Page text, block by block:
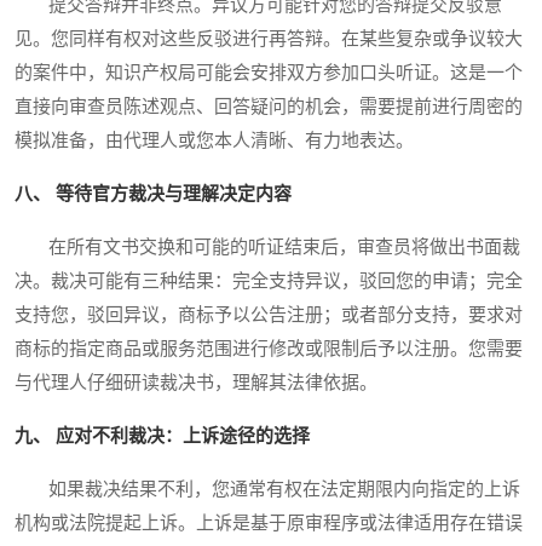
提交答辩并非终点。异议方可能针对您的答辩提交反驳意
见。您同样有权对这些反驳进行再答辩。在某些复杂或争议较大
的案件中，知识产权局可能会安排双方参加口头听证。这是一个
直接向审查员陈述观点、回答疑问的机会，需要提前进行周密的
模拟准备，由代理人或您本人清晰、有力地表达。
八、 等待官方裁决与理解决定内容
在所有文书交换和可能的听证结束后，审查员将做出书面裁
决。裁决可能有三种结果：完全支持异议，驳回您的申请；完全
支持您，驳回异议，商标予以公告注册；或者部分支持，要求对
商标的指定商品或服务范围进行修改或限制后予以注册。您需要
与代理人仔细研读裁决书，理解其法律依据。
九、 应对不利裁决：上诉途径的选择
如果裁决结果不利，您通常有权在法定期限内向指定的上诉
机构或法院提起上诉。上诉是基于原审程序或法律适用存在错误